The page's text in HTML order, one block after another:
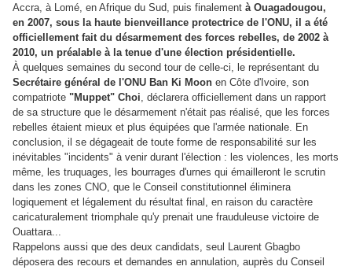
Accra, à Lomé, en Afrique du Sud, puis finalement à Ouagadougou,
en 2007, sous la haute bienveillance protectrice de l'ONU, il a été
officiellement fait du désarmement des forces rebelles, de 2002 à
2010, un préalable à la tenue d'une élection présidentielle.
À quelques semaines du second tour de celle-ci, le représentant du
Secrétaire général de l'ONU Ban Ki Moon en Côte d'Ivoire, son
compatriote "Muppet" Choi, déclarera officiellement dans un rapport
de sa structure que le désarmement n'était pas réalisé, que les forces
rebelles étaient mieux et plus équipées que l'armée nationale. En
conclusion, il se dégageait de toute forme de responsabilité sur les
inévitables "incidents" à venir durant l'élection : les violences, les morts
même, les truquages, les bourrages d'urnes qui émailleront le scrutin
dans les zones CNO, que le Conseil constitutionnel éliminera
logiquement et légalement du résultat final, en raison du caractère
caricaturalement triomphale qu'y prenait une frauduleuse victoire de
Ouattara...
Rappelons aussi que des deux candidats, seul Laurent Gbagbo
déposera des recours et demandes en annulation, auprès du Conseil